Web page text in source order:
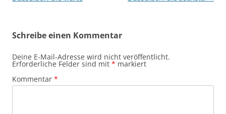
Schreibe einen Kommentar
Deine E-Mail-Adresse wird nicht veröffentlicht.
Erforderliche Felder sind mit * markiert
Kommentar *